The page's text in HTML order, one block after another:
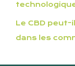
Le CBD peut-
dans les